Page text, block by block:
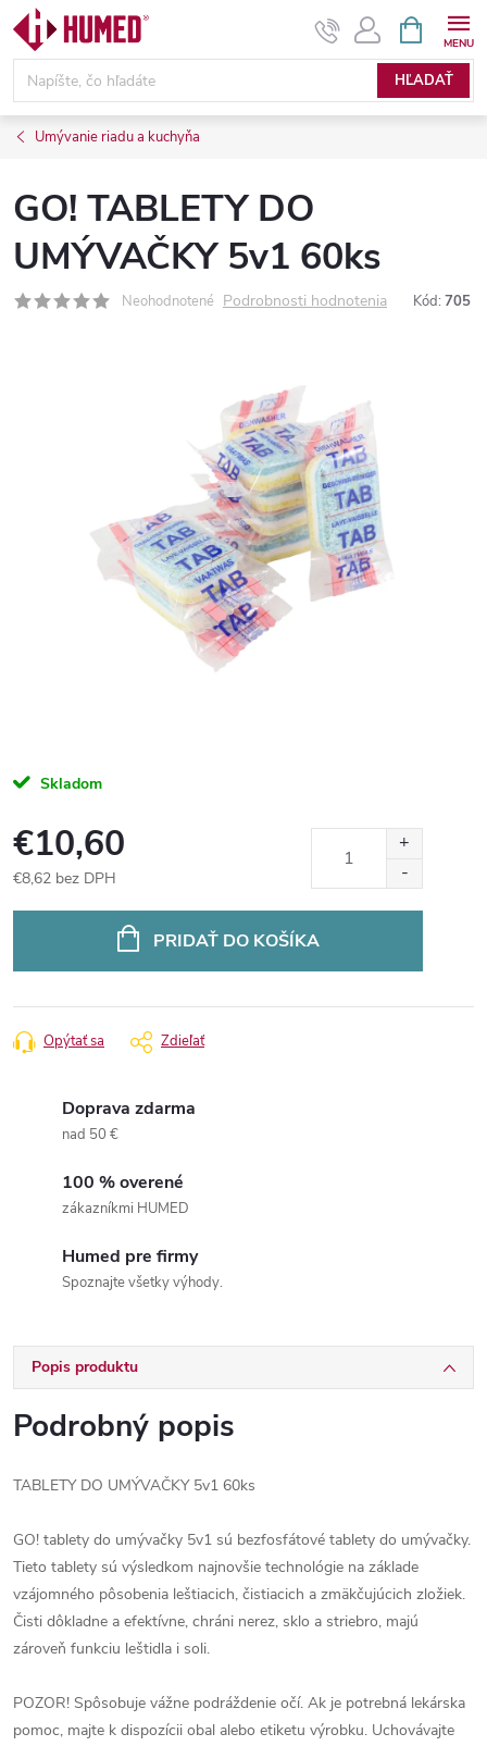
Prejsť
obsah
HĽADAŤ
KOŠÍK
Umývanie riadu a kuchyňa
GO! TABLETY DO
UMÝVAČKY 5v1 60ks
Neohodnotené Podrobnosti hodnotenia Kód: 705
Skladom
€10,60
€8,62 bez DPH
PRIDAŤ DO KOŠÍKA
Opýtať sa Zdieľať
Doprava zdarma
nad 50 €
100 % overené
zákazníkmi HUMED
Humed pre firmy
Spoznajte všetky výhody.
Popis produktu
Podrobný popis
TABLETY DO UMÝVAČKY 5v1 60ks
GO! tablety do umývačky 5v1 sú bezfosfátové tablety do umývačky.
Tieto tablety sú výsledkom najnovšie technológie na základe
vzájomného pôsobenia leštiacich, čistiacich a zmäkčujúcich zložiek.
Čisti dôkladne a efektívne, chráni nerez, sklo a striebro, majú
zároveň funkciu leštidla i soli.
POZOR! Spôsobuje vážne podráždenie očí. Ak je potrebná lekárska
pomoc, majte k dispozícii obal alebo etiketu výrobku. Uchovávajte